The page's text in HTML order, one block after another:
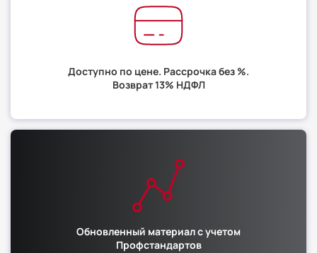
Доступно по цене. Рассрочка без %.
Возврат 13% НДФЛ
Обновленный материал с учетом
Профстандартов